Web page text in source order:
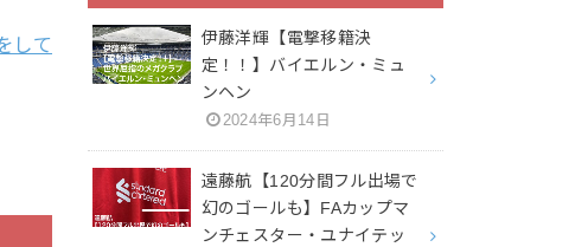
して
伊藤洋輝【電撃移籍決
定！！】バイエルン・ミュ
ンヘン
2024年6月14日
遠藤航【120分間フル出場で
幻のゴールも】FAカップマ
ンチェスター・ユナイテッ